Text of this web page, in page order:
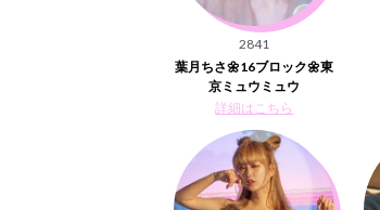
2841
葉月ちさ🌼16ブロック🌼東
京ミュウミュウ
詳細はこちら